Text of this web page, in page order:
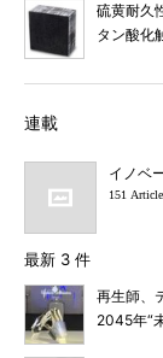
硫黄耐久
タン酸化
連載
イノベ
151
最新 3 件
再生師、
2045年“